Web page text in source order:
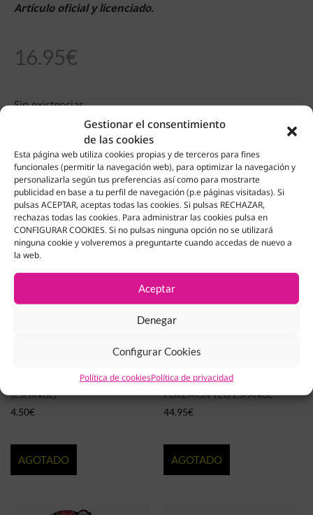
Gestionar el consentimiento
de las cookies
Esta página web utiliza cookies propias y de terceros para fines
funcionales (permitir la navegación web), para optimizar la navegación y
personalizarla según tus preferencias así como para mostrarte
publicidad en base a tu perfil de navegación (p.e páginas visitadas). Si
pulsas ACEPTAR, aceptas todas las cookies. Si pulsas RECHAZAR,
rechazas todas las cookies. Para administrar las cookies pulsa en
CONFIGURAR COOKIES. Si no pulsas ninguna opción no se utilizará
ninguna cookie y volveremos a preguntarte cuando accedas de nuevo a
la web.
Aceptar
Denegar
Configurar Cookies
Política de cookiesPolítica de privacidad
Artículo oficial y licenciado.
16.95€
Sin existencias
Productos Relacionados
SOBRES CARTAS POKÉMON
MASCARADA CREPUSCULAR
(ESPAÑOL)
4.50€
AGOTADO
PREMIUM TOURNAMENT
COLLECTION E-NIGMA
POKÉMON TCG ESPAÑOL
44.95€
AGOTADO